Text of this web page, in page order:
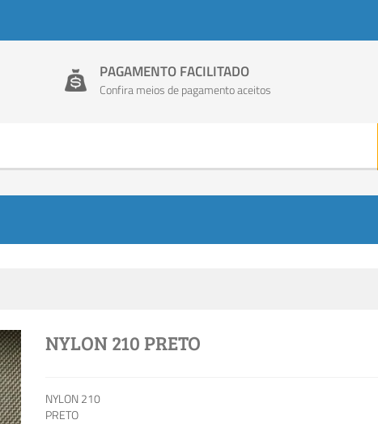
PAGAMENTO FACILITADO
Confira meios de pagamento aceitos
NYLON 210 PRETO
NYLON 210
PRETO